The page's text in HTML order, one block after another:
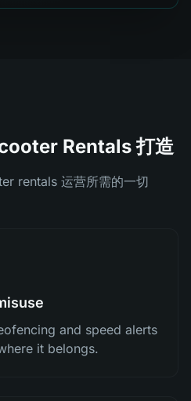
Rentals 打造
rentals 运营所需的一切
and speed alerts
it belongs.